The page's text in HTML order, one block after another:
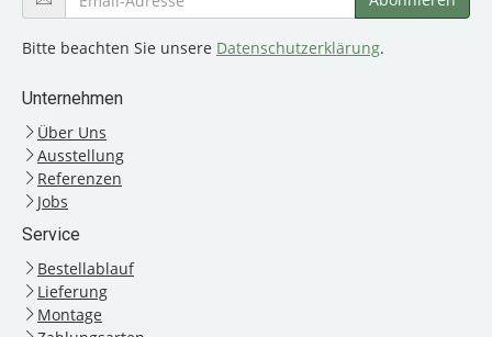
Bitte beachten Sie unsere Datenschutzerklärung.
Unternehmen
Über Uns
Ausstellung
Referenzen
Jobs
Service
Bestellablauf
Lieferung
Montage